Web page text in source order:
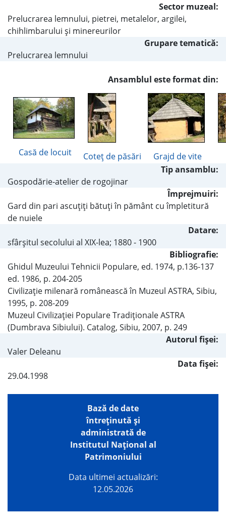
Sector muzeal:
Prelucrarea lemnului, pietrei, metalelor, argilei,
chihlimbarului şi minereurilor
Grupare tematică:
Prelucrarea lemnului
Ansamblul este format din:
Casă de locuit Coteţ de păsări
Grajd de vite
Tip ansamblu:
Gospodărie-atelier de rogojinar
Împrejmuiri:
Gard din pari ascuţiţi bătuţi în pământ cu împletitură
de nuiele
Datare:
sfârşitul secolului al XIX-lea; 1880 - 1900
Bibliografie:
Ghidul Muzeului Tehnicii Populare, ed. 1974, p.136-137
ed. 1986, p. 204-205
Civilizaţie milenară românească în Muzeul ASTRA, Sibiu,
1995, p. 208-209
Muzeul Civilizaţiei Populare Tradiţionale ASTRA
(Dumbrava Sibiului). Catalog, Sibiu, 2007, p. 249
Autorul fişei:
Valer Deleanu
Data fișei:
29.04.1998
Bază de date
întreţinută şi
administrată de
Institutul Național al
Patrimoniului
Data ultimei actualizări:
12.05.2026